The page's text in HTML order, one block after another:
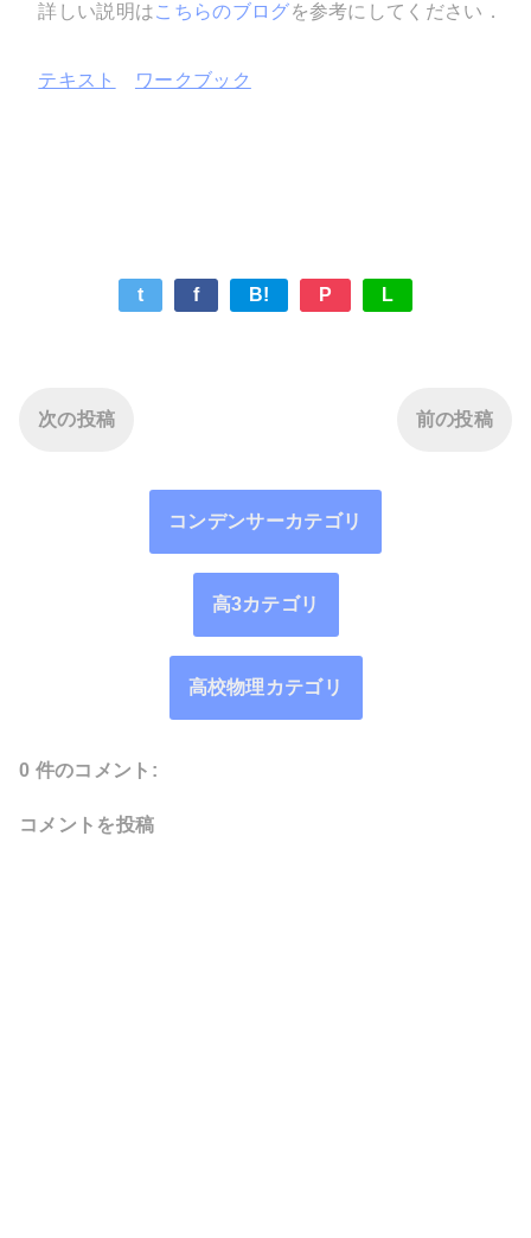
詳しい説明はこちらのブログを参考にしてください．
テキスト ワークブック
t f B! P L
次の投稿 前の投稿
コンデンサーカテゴリ
高3カテゴリ
高校物理カテゴリ
0 件のコメント:
コメントを投稿